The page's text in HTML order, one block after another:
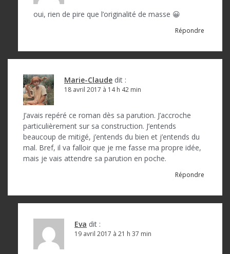
oui, rien de pire que l’originalité de masse 😀
Répondre
Marie-Claude dit :
18 avril 2017 à 14 h 42 min
J’avais repéré ce roman dès sa parution. J’accroche
particulièrement sur sa construction. J’entends
beaucoup de mitigé, j’entends du bien et j’entends du
mal. Bref, il va falloir que je me fasse ma propre idée,
mais je vais attendre sa parution en poche.
Répondre
Eva dit :
19 avril 2017 à 21 h 37 min